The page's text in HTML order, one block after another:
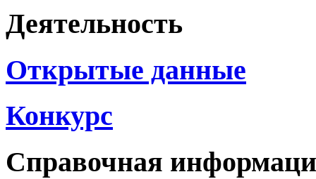
Деятельность
Открытые данные
Конкурс
Справочная